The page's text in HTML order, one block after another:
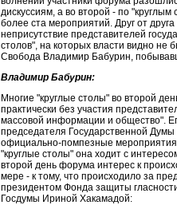
дискуссиям, а во второй - по
более ста мероприятий. Друг от
неприсутствие представителей
столов", на которых власти видно не
Свобода Владимир Бабурин,
Владимир Бабурин:
Многие "круглые столы" во второй
практически без участия
массовой информации и общество".
председателя Государственной
официально-помпезные
"круглые столы" она ходит с
второй день форума интерес к
мере - к тому, что происходило за
президентом Фонда защиты
Госдумы Ириной Хакамадой: